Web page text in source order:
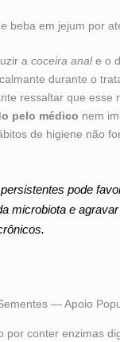
beba em jejum por
a coceira anale o
durante o
ressaltar que esse
pelo médico nem
de higiene não
pode
microbiota e
— Apoio
por conter enzimas